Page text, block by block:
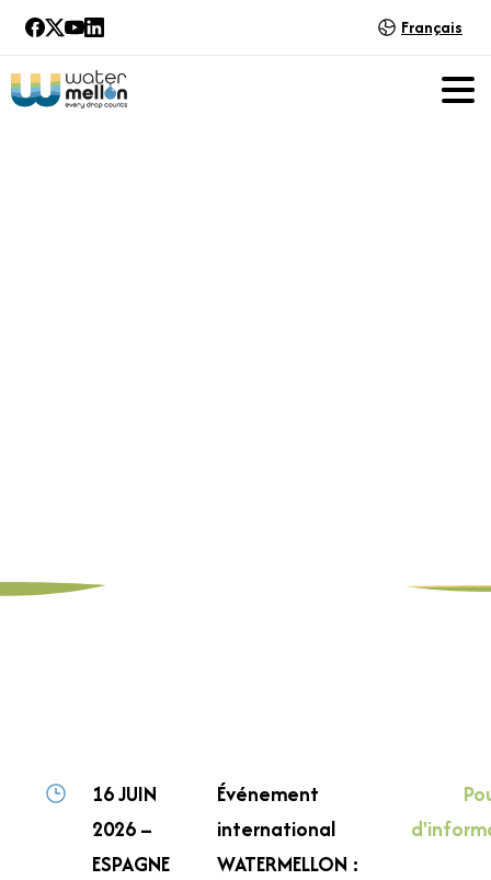
Français
16 JUIN
2026 –
ESPAGNE
Événement
international
WATERMELLON :